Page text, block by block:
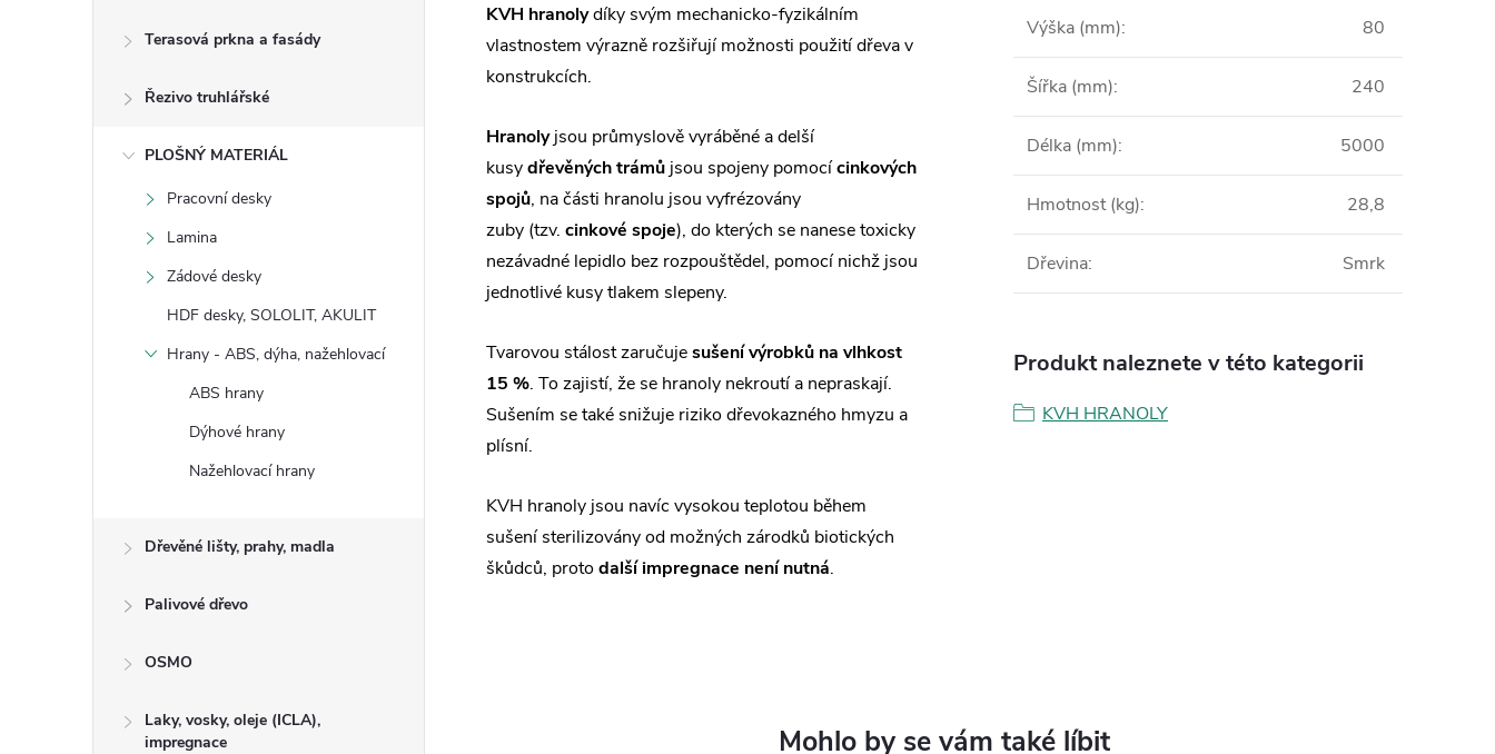
Terasová prkna a fasády
Řezivo truhlářské
PLOŠNÝ MATERIÁL
Pracovní desky
Lamina
Zádové desky
HDF desky, SOLOLIT, AKULIT
Hrany - ABS, dýha, nažehlovací
ABS hrany
Dýhové hrany
Nažehlovací hrany
Dřevěné lišty, prahy, madla
Palivové dřevo
OSMO
Laky, vosky, oleje (ICLA),
impregnace
KVH hranolydíky svým mechanicko-fyzikálním
vlastnostem výrazně rozšiřují možnosti použití dřeva v
konstrukcích.
Hranolyjsou průmyslově vyráběné a delší
kusydřevěných trámů jsou spojeny pomocícinkových
spojů, na části hranolu jsou vyfrézovány
zuby (tzv. cinkové spoje), do kterých se nanese toxicky
nezávadné lepidlo bez rozpouštědel, pomocí nichž jsou
jednotlivé kusy tlakem slepeny.
Tvarovou stálost zaručujesušení výrobků na vlhkost
15 %. To zajistí, že se hranoly nekroutí a nepraskají.
Sušením se také snižuje riziko dřevokazného hmyzu a
plísní.
KVH hranoly jsou navíc vysokou teplotou během
sušení sterilizovány od možných zárodků biotických
škůdců, proto další impregnace není nutná.
Výška (mm): 80
Šířka (mm): 240
Délka (mm): 5000
Hmotnost (kg): 28,8
Dřevina: Smrk
Produkt naleznete v této kategorii
KVH HRANOLY